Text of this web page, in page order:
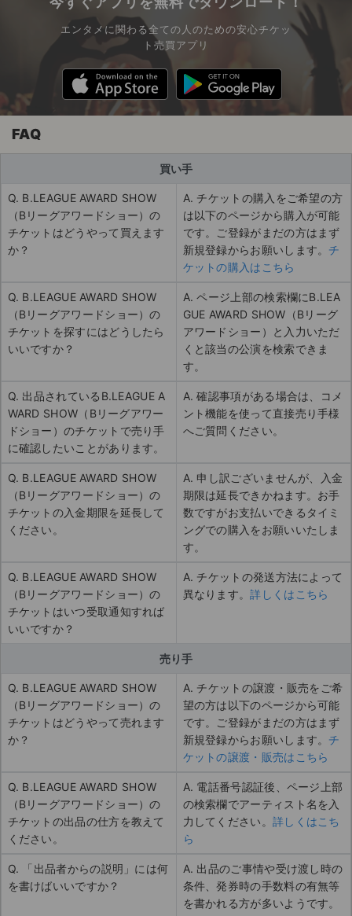
エンタメに関わる全ての人のための安心チケッ
ト売買アプリ
FAQ
買い手
Q. B.LEAGUE AWARD SHOW
（Bリーグアワードショー）の
チケットはどうやって買えます
か？
A. チケットの購入をご希望の方
は以下のページから購入が可能
です。ご登録がまだの方はまず
新規登録からお願いします。 チ
ケットの購入はこちら
Q. B.LEAGUE AWARD SHOW
（Bリーグアワードショー）の
チケットを探すにはどうしたら
いいですか？
A. ページ上部の検索欄にB.LEA
GUE AWARD SHOW（Bリーグ
アワードショー）と入力いただ
くと該当の公演を検索できま
す。
Q. 出品されているB.LEAGUE A
WARD SHOW（Bリーグアワー
ドショー）のチケットで売り手
に確認したいことがあります。
A. 確認事項がある場合は、コメ
ント機能を使って直接売り手様
へご質問ください。
Q. B.LEAGUE AWARD SHOW
（Bリーグアワードショー）の
チケットの入金期限を延長して
ください。
A. 申し訳ございませんが、入金
期限は延長できかねます。お手
数ですがお支払いできるタイミ
ングでの購入をお願いいたしま
す。
Q. B.LEAGUE AWARD SHOW
（Bリーグアワードショー）の
チケットはいつ受取通知すれば
いいですか？
A. チケットの発送方法によって
異なります。詳しくはこちら
売り手
Q. B.LEAGUE AWARD SHOW
（Bリーグアワードショー）の
チケットはどうやって売れます
か？
A. チケットの譲渡・販売をご希
望の方は以下のページから可能
です。ご登録がまだの方はまず
新規登録からお願いします。 チ
ケットの譲渡・販売はこちら
Q. B.LEAGUE AWARD SHOW
（Bリーグアワードショー）の
チケットの出品の仕方を教えて
ください。
A. 電話番号認証後、ページ上部
の検索欄でアーティスト名を入
力してください。 詳しくはこち
ら
Q. 「出品者からの説明」には何
を書けばいいですか？
A. 出品のご事情や受け渡し時の
条件、発券時の手数料の有無等
を書かれる方が多いようです。